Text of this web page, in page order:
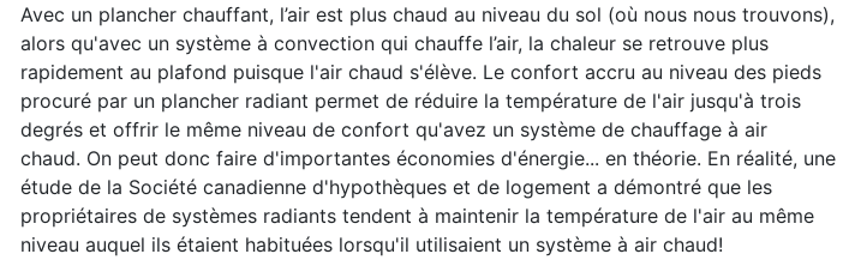
Avec un plancher chauffant, l’air est plus chaud au niveau du sol (où nous nous trouvons),
alors qu'avec un système à convection qui chauffe l’air, la chaleur se retrouve plus
rapidement au plafond puisque l'air chaud s'élève. Le confort accru au niveau des pieds
procuré par un plancher radiant permet de réduire la température de l'air jusqu'à trois
degrés et offrir le même niveau de confort qu'avez un système de chauffage à air
chaud. On peut donc faire d'importantes économies d'énergie... en théorie. En réalité, une
étude de la Société canadienne d'hypothèques et de logement a démontré que les
propriétaires de systèmes radiants tendent à maintenir la température de l'air au même
niveau auquel ils étaient habituées lorsqu'il utilisaient un système à air chaud!